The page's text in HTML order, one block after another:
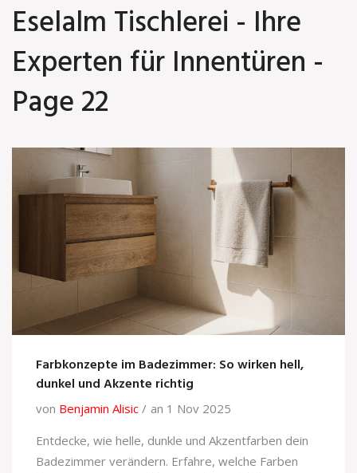
Eselalm Tischlerei - Ihre
Experten für Innentüren -
Page 22
Farbkonzepte im Badezimmer: So wirken hell,
dunkel und Akzente richtig
von Benjamin Alisic
an 1 Nov 2025
Entdecke, wie helle, dunkle und Akzentfarben dein
Badezimmer verändern. Erfahre, welche Farben